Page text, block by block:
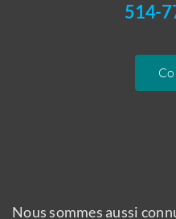
514-
Nous sommes aussi